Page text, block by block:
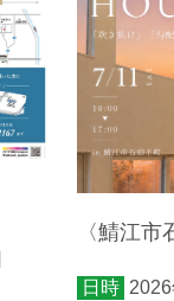
〈鯖江
日時